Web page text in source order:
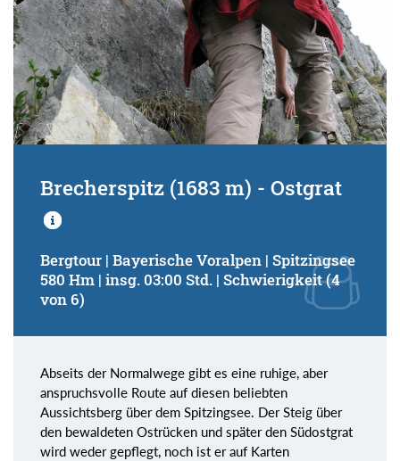
Brecherspitz (1683 m) - Ostgrat
Bergtour | Bayerische Voralpen | Spitzingsee
580 Hm | insg. 03:00 Std. | Schwierigkeit (4
von 6)
Abseits der Normalwege gibt es eine ruhige, aber
anspruchsvolle Route auf diesen beliebten
Aussichtsberg über dem Spitzingsee. Der Steig über
den bewaldeten Ostrücken und später den Südostgrat
wird weder gepflegt, noch ist er auf Karten